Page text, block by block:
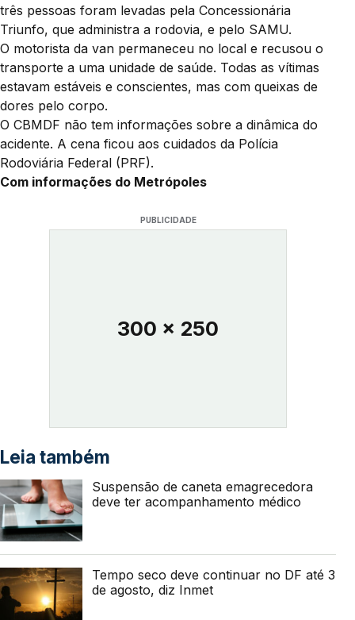
três pessoas foram levadas pela Concessionária
Triunfo, que administra a rodovia, e pelo SAMU.
O motorista da van permaneceu no local e recusou o
transporte a uma unidade de saúde. Todas as vítimas
estavam estáveis e conscientes, mas com queixas de
dores pelo corpo.
O CBMDF não tem informações sobre a dinâmica do
acidente. A cena ficou aos cuidados da Polícia
Rodoviária Federal (PRF).
Com informações do Metrópoles
PUBLICIDADE
300 x 250
Leia também
Suspensão de caneta emagrecedora
deve ter acompanhamento médico
Tempo seco deve continuar no DF até 3
de agosto, diz Inmet